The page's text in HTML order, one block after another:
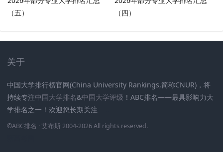
（五）
（四）
关于
中国大学排行榜官网(China University Rankings,简称CNUR)，将
持续专注中国大学排名&中国大学评级 ！ABC排名——最具影响力大
学排名之一！欢迎您长期关注
©ABC排名 · 艾布斯 2004-2026 All rights reserved.